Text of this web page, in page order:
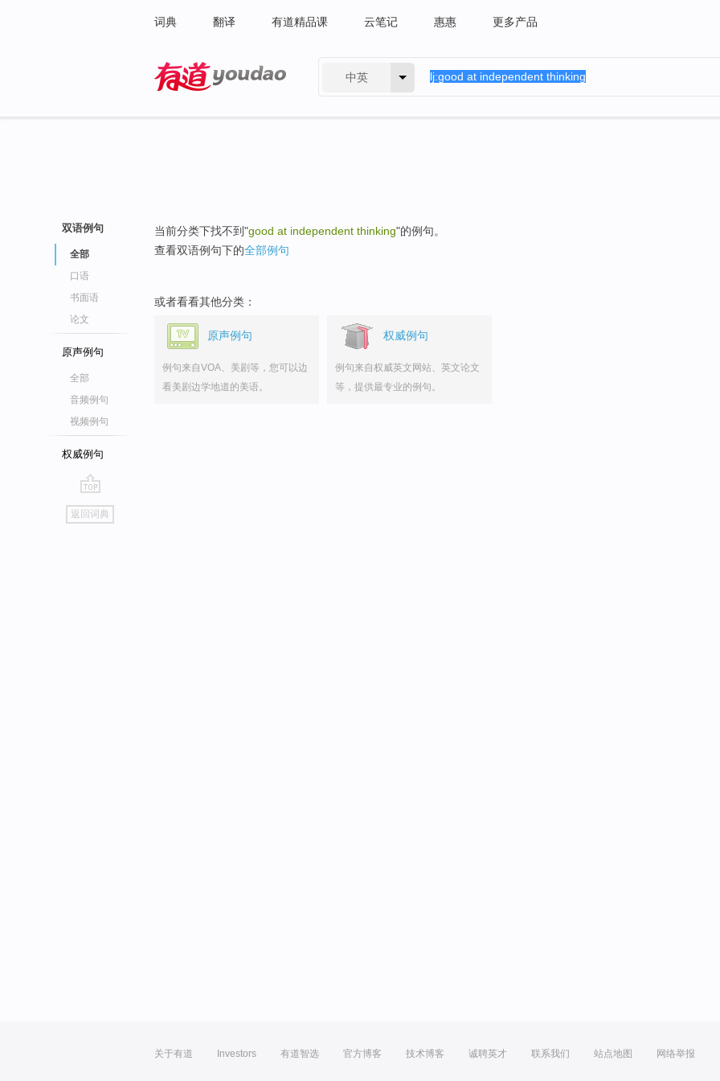
词典 翻译 有道精品课 云笔记 惠惠 更多产品
中英
双语例句
全部
口语
书面语
论文
原声例句
全部
音频例句
视频例句
权威例句
go
top
返回词典
当前分类下找不到"good at independent thinking"的例句。
查看双语例句下的全部例句
或者看看其他分类：
原声例句
例句来自VOA、美剧等，您可以边
看美剧边学地道的美语。
权威例句
例句来自权威英文网站、英文论文
等，提供最专业的例句。
关于有道 Investors 有道智选 官方博客 技术博客 诚聘英才 联系我们 站点地图 网络举报